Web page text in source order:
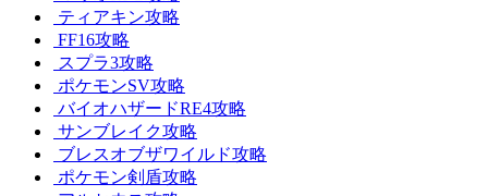
ティアキン攻略
FF16攻略
スプラ3攻略
ポケモンSV攻略
バイオハザードRE4攻略
サンブレイク攻略
ブレスオブザワイルド攻略
ポケモン剣盾攻略